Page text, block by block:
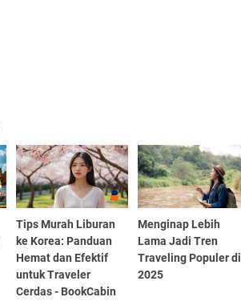
Tips Murah Liburan
ke Korea: Panduan
Hemat dan Efektif
untuk Traveler
Cerdas - BookCabin
Menginap Lebih
Lama Jadi Tren
Traveling Populer di
2025